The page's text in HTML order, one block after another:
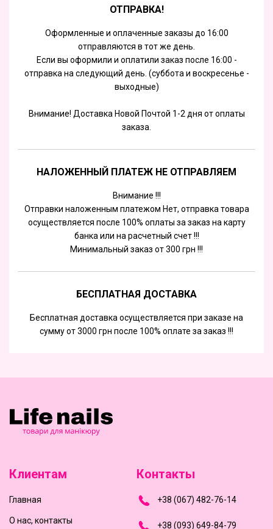
ОТПРАВКА!
Оформленные и оплаченные заказы до 16:00
отправляются в тот же день.
Если вы оформили и оплатили заказ после 16:00 -
отправка на следующий день. (суббота и воскресенье -
выходные)
Внимание! Доставка Новой Почтой 1-2 дня от оплаты
заказа.
НАЛОЖЕННЫЙ ПЛАТЕЖ НЕ ОТПРАВЛЯЕМ
Внимание !!!
Отправки наложенным платежом Нет, отправка товара
осуществляется после 100% оплаты за заказ на карту
банка или на расчетный счет !!!
Минимальный заказ от 300 грн !!!
БЕСПЛАТНАЯ ДОСТАВКА
Бесплатная доставка осуществляется при заказе на
сумму от 3000 грн после 100% оплате за заказ !!!
Клиентам
Главная
О нас, контакты
Контакты
+38 (067) 482-76-14
+38 (093) 649-84-79